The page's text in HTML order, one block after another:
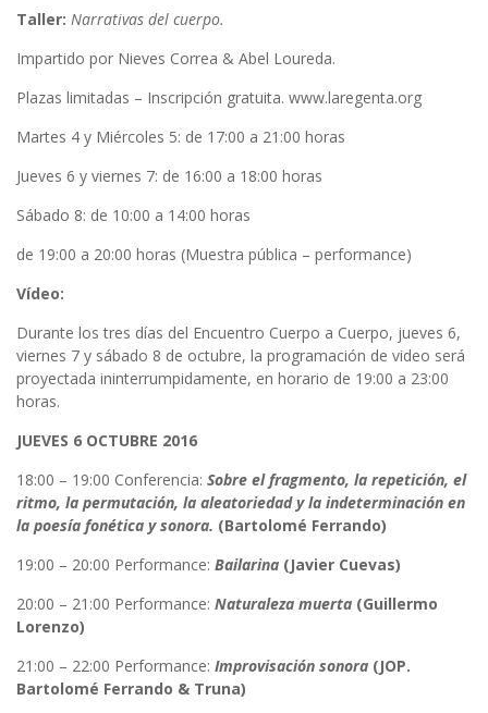
Taller: Narrativas del cuerpo.
Impartido por Nieves Correa & Abel Loureda.
Plazas limitadas – Inscripción gratuita. www.laregenta.org
Martes 4 y Miércoles 5: de 17:00 a 21:00 horas
Jueves 6 y viernes 7: de 16:00 a 18:00 horas
Sábado 8: de 10:00 a 14:00 horas
de 19:00 a 20:00 horas (Muestra pública – performance)
Vídeo:
Durante los tres días del Encuentro Cuerpo a Cuerpo, jueves 6,
viernes 7 y sábado 8 de octubre, la programación de video será
proyectada ininterrumpidamente, en horario de 19:00 a 23:00
horas.
JUEVES 6 OCTUBRE 2016
18:00 – 19:00 Conferencia: Sobre el fragmento, la repetición, el
ritmo, la permutación, la aleatoriedad y la indeterminación en
la poesía fonética y sonora. (Bartolomé Ferrando)
19:00 – 20:00 Performance: Bailarina (Javier Cuevas)
20:00 – 21:00 Performance: Naturaleza muerta (Guillermo
Lorenzo)
21:00 – 22:00 Performance: Improvisación sonora (JOP.
Bartolomé Ferrando & Truna)